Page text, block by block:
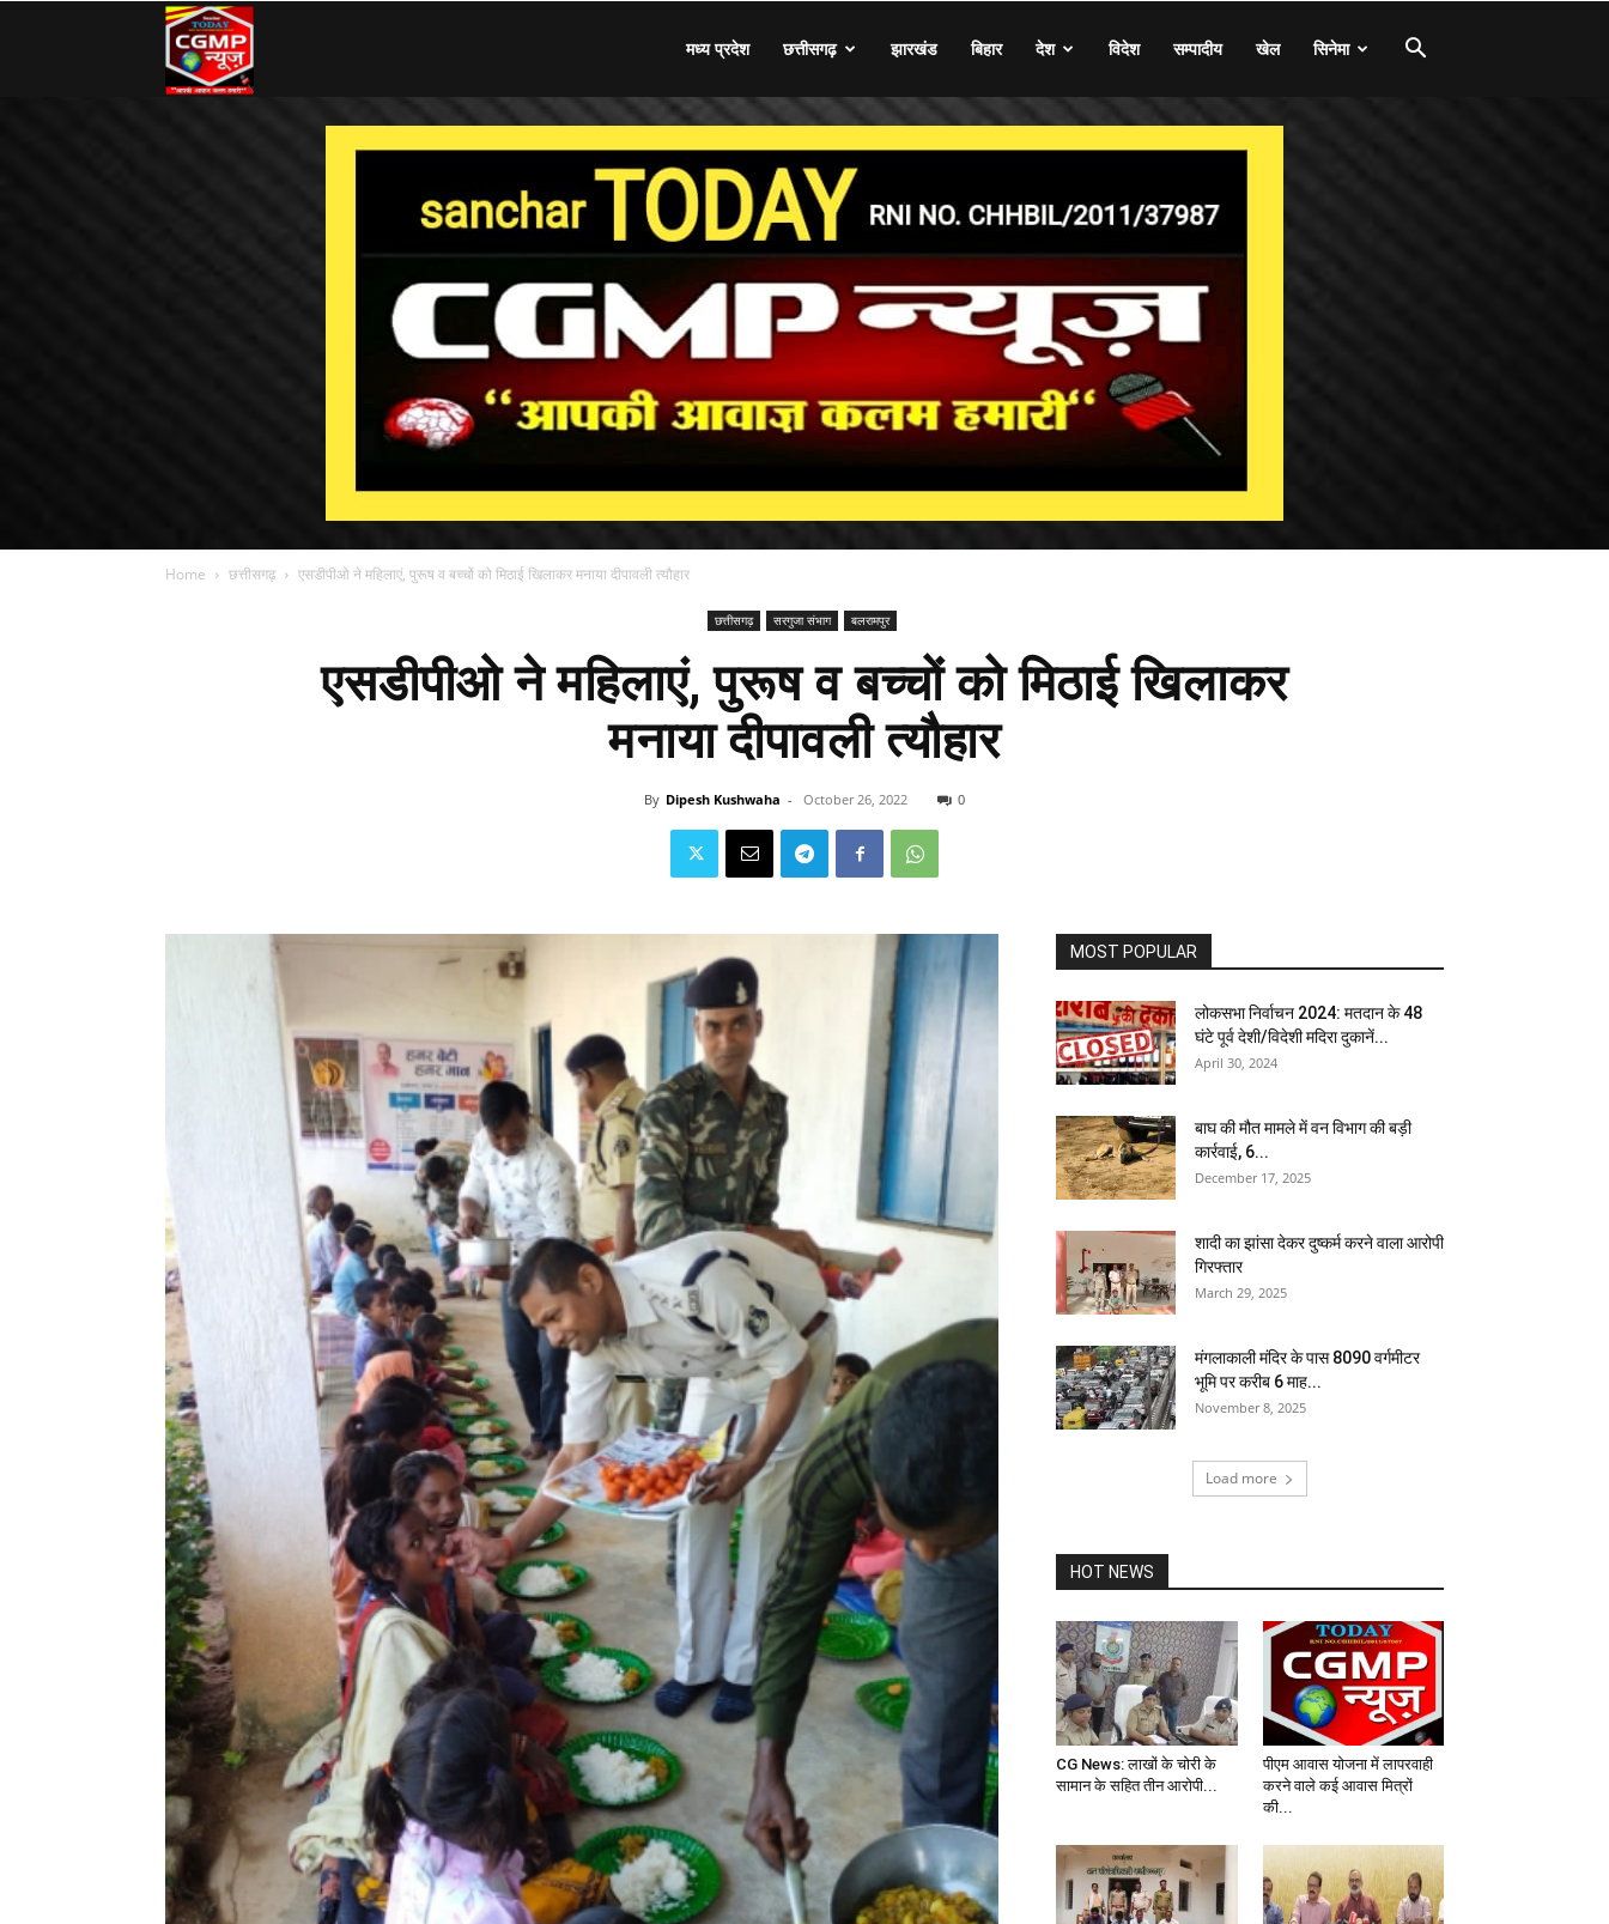
मध्य प्रदेश छत्तीसगढ़ झारखंड बिहार देश विदेश सम्पादीय खेल सिनेमा
Home छत्तीसगढ़ एसडीपीओ ने महिलाएं, पुरूष व बच्चों को मिठाई खिलाकर मनाया दीपावली त्यौहार
छत्तीसगढ़ सरगुजा संभाग बलरामपुर
एसडीपीओ ने महिलाएं, पुरूष व बच्चों को मिठाई खिलाकर
मनाया दीपावली त्यौहार
By Dipesh Kushwaha - October 26, 2022 0
MOST POPULAR
लोकसभा निर्वाचन 2024: मतदान के 48
घंटे पूर्व देशी/विदेशी मदिरा दुकानें...
April 30, 2024
बाघ की मौत मामले में वन विभाग की बड़ी
कार्रवाई, 6...
December 17, 2025
शादी का झांसा देकर दुष्कर्म करने वाला आरोपी
गिरफ्तार
March 29, 2025
मंगलाकाली मंदिर के पास 8090 वर्गमीटर
भूमि पर करीब 6 माह...
November 8, 2025
Load more
HOT NEWS
CG News: लाखों के चोरी के
सामान के सहित तीन आरोपी...
पीएम आवास योजना में लापरवाही
करने वाले कई आवास मित्रों
की...